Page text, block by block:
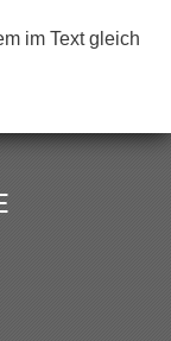
im Text gleich
"auf dieser
Mit dem Zug in